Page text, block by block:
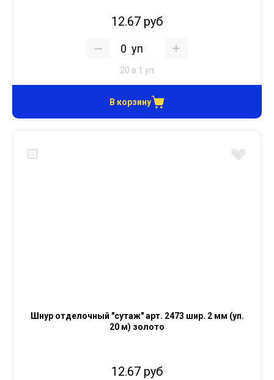
12.67 руб
уп
20 в 1 уп
В корзину
Шнур отделочный "сутаж" арт. 2473 шир. 2 мм (уп.
20 м) золото
12.67 руб